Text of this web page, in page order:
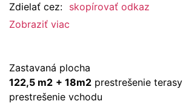
Zdielať cez: skopírovať odkaz
Zobraziť viac
Zastavaná plocha
122,5 m2 + 18m2 prestrešenie terasy
prestrešenie vchodu